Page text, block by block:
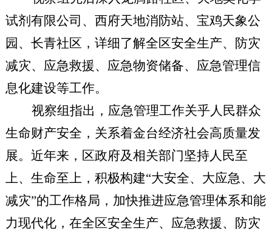
试剂有限公司、西府天地消防站、宝鸡天象公
园、长青社区，详细了解全区安全生产、防灾
减灾、应急救援、应急物资储备、应急管理信
息化建设等工作。
视察组指出，应急管理工作关乎人民群众
生命财产安全，关系着金台经济社会高质量发
展。近年来，区政府及相关部门坚持人民至
上、生命至上，积极构建“大安全、大应急、大
减灾”的工作格局，加快推进应急管理体系和能
力现代化，在全区安全生产、应急救援、防灾